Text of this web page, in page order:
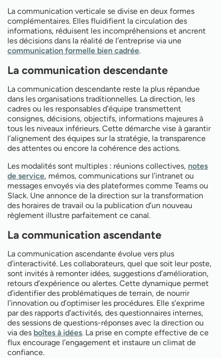
La communication verticale se divise en deux formes
complémentaires. Elles fluidifient la circulation des
informations, réduisent les incompréhensions et ancrent
les décisions dans la réalité de l’entreprise via une
communication formelle bien cadrée.
La communication descendante
La communication descendante reste la plus répandue
dans les organisations traditionnelles. La direction, les
cadres ou les responsables d’équipe transmettent
consignes, décisions, objectifs, informations majeures à
tous les niveaux inférieurs. Cette démarche vise à garantir
l’alignement des équipes sur la stratégie, la transparence
des attentes ou encore la cohérence des actions.
Les modalités sont multiples : réunions collectives, notes
de service, mémos, communications sur l’intranet ou
messages envoyés via des plateformes comme Teams ou
Slack. Une annonce de la direction sur la transformation
des horaires de travail ou la publication d’un nouveau
règlement illustre parfaitement ce canal.
La communication ascendante
La communication ascendante évolue vers plus
d’interactivité. Les collaborateurs, quel que soit leur poste,
sont invités à remonter idées, suggestions d’amélioration,
retours d’expérience ou alertes. Cette dynamique permet
d’identifier des problématiques de terrain, de nourrir
l’innovation ou d’optimiser les procédures. Elle s’exprime
par des rapports d’activités, des questionnaires internes,
des sessions de questions-réponses avec la direction ou
via des boîtes à idées. La prise en compte effective de ce
flux encourage l’engagement et instaure un climat de
confiance.